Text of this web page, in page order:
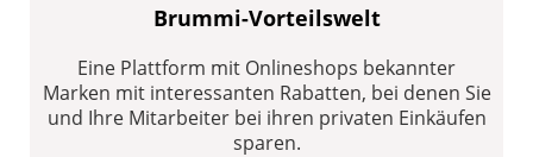
Brummi-Vorteilswelt
Eine Plattform mit Onlineshops bekannter
Marken mit interessanten Rabatten, bei denen Sie
und Ihre Mitarbeiter bei ihren privaten Einkäufen
sparen.